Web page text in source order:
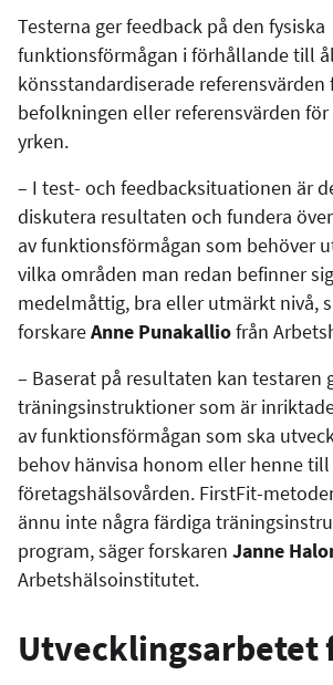
Testerna ger feedback på den fysiska
funktionsförmågan i förhållande till
könsstandardiserade referensvärden
befolkningen eller referensvärden för
yrken.
– I test- och feedbacksituationen är
diskutera resultaten och fundera
av funktionsförmågan som behöver
vilka områden man redan befinner
medelmåttig, bra eller utmärkt nivå,
forskareAnne Punakalliofrån
– Baserat på resultaten kan testaren
träningsinstruktioner som är
av funktionsförmågan som ska
behov hänvisa honom eller henne till
företagshälsovården. FirstFit-
ännu inte några färdiga
program, säger forskaren Janne
Arbetshälsoinstitutet.
Utvecklingsarbetet